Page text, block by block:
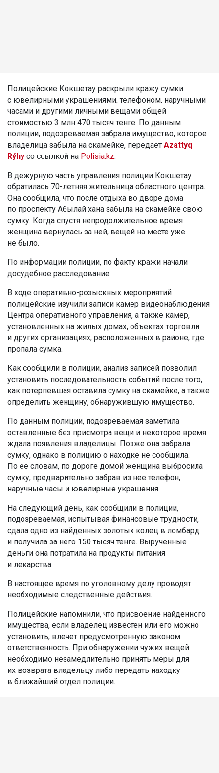
Полицейские Кокшетау раскрыли кражу сумки
с ювелирными украшениями, телефоном, наручными
часами и другими личными вещами общей
стоимостью 3 млн 470 тысяч тенге. По данным
полиции, подозреваемая забрала имущество, которое
владелица забыла на скамейке, передает Azattyq
Rýhy со ссылкой на Polisia.kz.
В дежурную часть управления полиции Кокшетау
обратилась 70-летняя жительница областного центра.
Она сообщила, что после отдыха во дворе дома
по проспекту Абылай хана забыла на скамейке свою
сумку. Когда спустя непродолжительное время
женщина вернулась за ней, вещей на месте уже
не было.
По информации полиции, по факту кражи начали
досудебное расследование.
В ходе оперативно-розыскных мероприятий
полицейские изучили записи камер видеонаблюдения
Центра оперативного управления, а также камер,
установленных на жилых домах, объектах торговли
и других организациях, расположенных в районе, где
пропала сумка.
Как сообщили в полиции, анализ записей позволил
установить последовательность событий после того,
как потерпевшая оставила сумку на скамейке, а также
определить женщину, обнаружившую имущество.
По данным полиции, подозреваемая заметила
оставленные без присмотра вещи и некоторое время
ждала появления владелицы. Позже она забрала
сумку, однако в полицию о находке не сообщила.
По ее словам, по дороге домой женщина выбросила
сумку, предварительно забрав из нее телефон,
наручные часы и ювелирные украшения.
На следующий день, как сообщили в полиции,
подозреваемая, испытывая финансовые трудности,
сдала одно из найденных золотых колец в ломбард
и получила за него 150 тысяч тенге. Вырученные
деньги она потратила на продукты питания
и лекарства.
В настоящее время по уголовному делу проводят
необходимые следственные действия.
Полицейские напомнили, что присвоение найденного
имущества, если владелец известен или его можно
установить, влечет предусмотренную законом
ответственность. При обнаружении чужих вещей
необходимо незамедлительно принять меры для
их возврата владельцу либо передать находку
в ближайший отдел полиции.